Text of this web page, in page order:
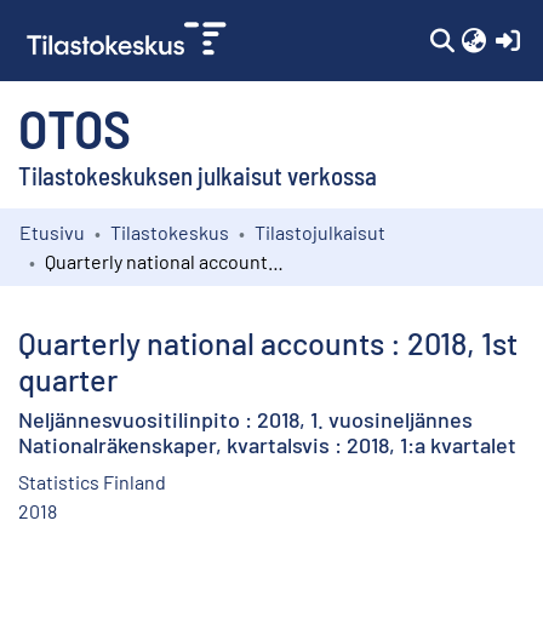
OTOS
Tilastokeskuksen julkaisut verkossa
Kokoelmat
Etusivu Tilastokeskus
Tilastojulkaisut
Quarterly national accounts : 2018, 1st
quarter
Neljännesvuositilinpito : 2018, 1. vuosineljännes
Nationalräkenskaper, kvartalsvis : 2018, 1:a kvartalet
Statistics Finland
2018